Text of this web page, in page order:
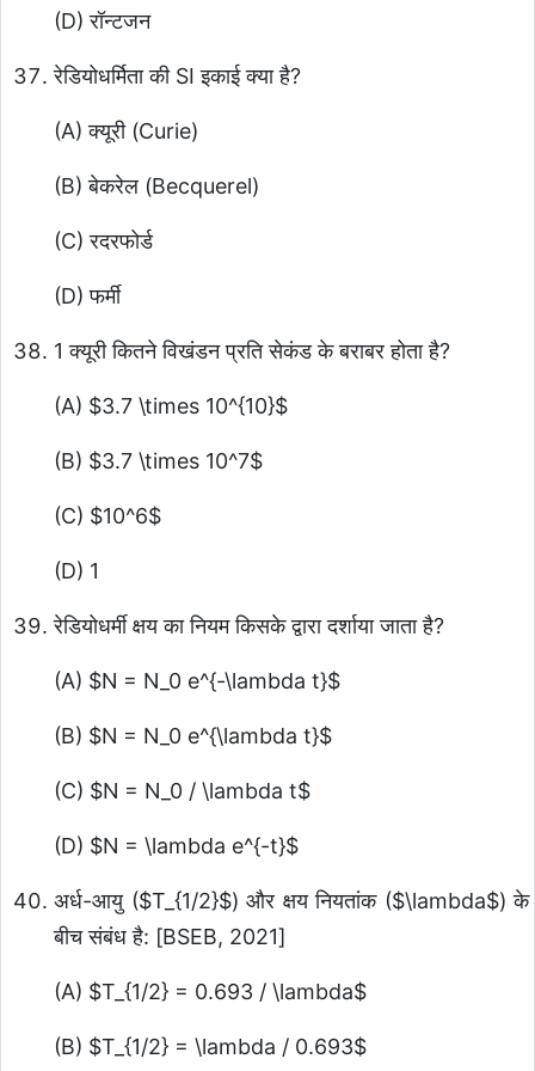
(D) रॉन्टजन
रेडियोधर्मिता की SI इकाई क्या है?
(A) क्यूरी (Curie)
(B) बेकरेल (Becquerel)
(C) रदरफोर्ड
(D) फर्मी
1 क्यूरी कितने विखंडन प्रति सेकंड के बराबर होता है?
(A) $3.7 \times 10^{10}$
(B) $3.7 \times 10^7$
(C) $10^6$
(D) 1
रेडियोधर्मी क्षय का नियम किसके द्वारा दर्शाया जाता है?
(A) $N = N_0 e^{-\lambda t}$
(B) $N = N_0 e^{\lambda t}$
(C) $N = N_0 / \lambda t$
(D) $N = \lambda e^{-t}$
अर्ध-आयु ($T_{1/2}$) और क्षय नियतांक ($\lambda$) के
बीच संबंध है: [BSEB, 2021]
(A) $T_{1/2} = 0.693 / \lambda$
(B) $T_{1/2} = \lambda / 0.693$